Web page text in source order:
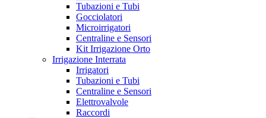
Tubazioni e Tubi
Gocciolatori
Microirrigatori
Centraline e Sensori
Kit Irrigazione Orto
Irrigazione Interrata
Irrigatori
Tubazioni e Tubi
Centraline e Sensori
Elettrovalvole
Raccordi